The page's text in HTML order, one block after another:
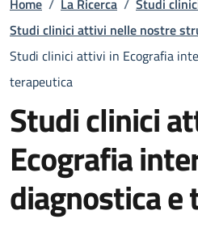
Home / La Ricerca / Studi
Studi clinici attivi nelle nostre
Studi clinici attivi in Ecografia
terapeutica
Studi clinici
Ecografia
diagnostica e